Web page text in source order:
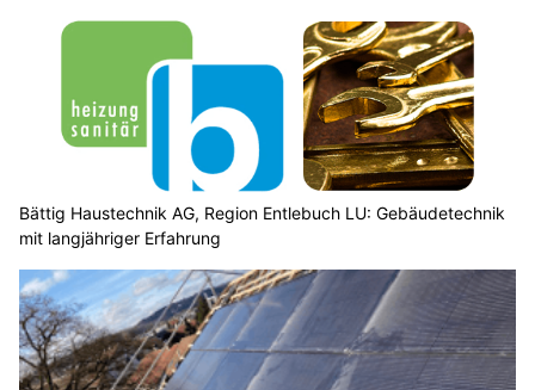
Bättig Haustechnik AG, Region Entlebuch LU: Gebäudetechnik
mit langjähriger Erfahrung